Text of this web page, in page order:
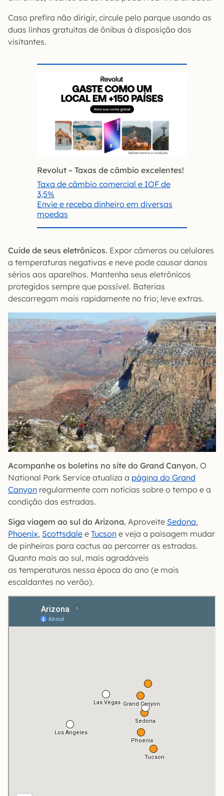
Caso prefira não dirigir, circule pelo parque usando as
duas linhas gratuitas de ônibus à disposição dos
visitantes.
Revolut – Taxas de câmbio excelentes!
Taxa de câmbio comercial e IOF de
3,5%
Envie e receba dinheiro em diversas
moedas
Cuide de seus eletrônicos. Expor câmeras ou celulares
a temperaturas negativas e neve pode causar danos
sérios aos aparelhos. Mantenha seus eletrônicos
protegidos sempre que possível. Baterias
descarregam mais rapidamente no frio; leve extras.
Acompanhe os boletins no site do Grand Canyon. O
National Park Service atualiza a página do Grand
Canyon regularmente com notícias sobre o tempo e a
condição das estradas.
Siga viagem ao sul do Arizona. Aproveite Sedona,
Phoenix, Scottsdale e Tucson e veja a paisagem mudar
de pinheiros para cactus ao percorrer as estradas.
Quanto mais ao sul, mais agradáveis
as temperaturas nessa época do ano (e mais
escaldantes no verão).